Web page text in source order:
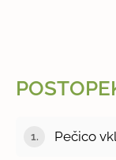
Pečico